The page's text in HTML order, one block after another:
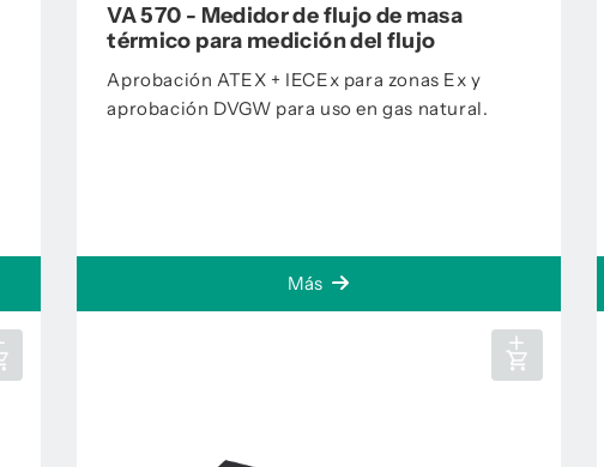
VA 570 - Medidor de flujo de masa
térmico para medición del flujo
Aprobación ATEX + IECEx para zonas Ex y
aprobación DVGW para uso en gas natural.
Más